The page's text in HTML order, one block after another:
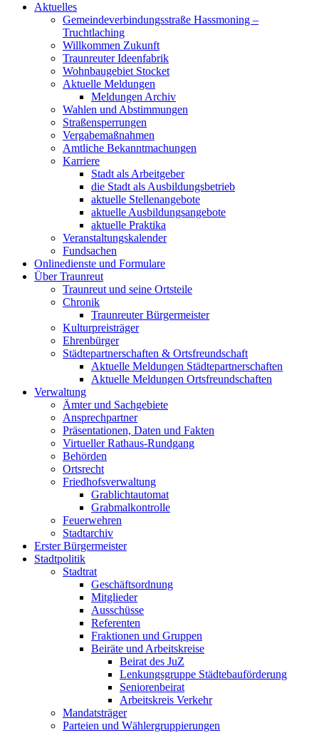
Aktuelles
Gemeindeverbindungsstraße Hassmoning –
Truchtlaching
Willkommen Zukunft
Traunreuter Ideenfabrik
Wohnbaugebiet Stocket
Aktuelle Meldungen
Meldungen Archiv
Wahlen und Abstimmungen
Straßensperrungen
Vergabemaßnahmen
Amtliche Bekanntmachungen
Karriere
Stadt als Arbeitgeber
die Stadt als Ausbildungsbetrieb
aktuelle Stellenangebote
aktuelle Ausbildungsangebote
aktuelle Praktika
Veranstaltungskalender
Fundsachen
Onlinedienste und Formulare
Über Traunreut
Traunreut und seine Ortsteile
Chronik
Traunreuter Bürgermeister
Kulturpreisträger
Ehrenbürger
Städtepartnerschaften & Ortsfreundschaft
Aktuelle Meldungen Städtepartnerschaften
Aktuelle Meldungen Ortsfreundschaften
Verwaltung
Ämter und Sachgebiete
Ansprechpartner
Präsentationen, Daten und Fakten
Virtueller Rathaus-Rundgang
Behörden
Ortsrecht
Friedhofsverwaltung
Grablichtautomat
Grabmalkontrolle
Feuerwehren
Stadtarchiv
Erster Bürgermeister
Stadtpolitik
Stadtrat
Geschäftsordnung
Mitglieder
Ausschüsse
Referenten
Fraktionen und Gruppen
Beiräte und Arbeitskreise
Beirat des JuZ
Lenkungsgruppe Städtebauförderung
Seniorenbeirat
Arbeitskreis Verkehr
Mandatsträger
Parteien und Wählergruppierungen